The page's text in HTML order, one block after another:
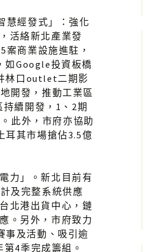
慧經發式」：強化
活絡新北產業發
商業設施進駐，
如Google投資板橋
林口outlet二期影
開發，推動工業區
續開發，1、2期
此外，市府亦協助
耳其市場搶佔3.5億
力」。新北目前有
及完整系統供應
北港出貨中心，鏈
。另外，市府致力
事及活動、吸引逾
4季完成籌組。